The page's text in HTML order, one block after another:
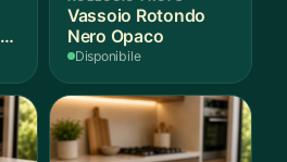
Vassoio Rotondo
Nero Opaco
Disponibile